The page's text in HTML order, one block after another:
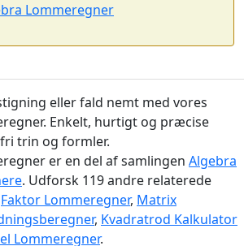
Lommeregner
eller fald nemt med vores
Enkelt, hurtigt og præcise
trin og formler.
er en del af samlingen Algebra
. Udforsk 119 andre relaterede
Faktor Lommeregner, Matrix
, Kvadratrod Kalkulator
Lommeregner.